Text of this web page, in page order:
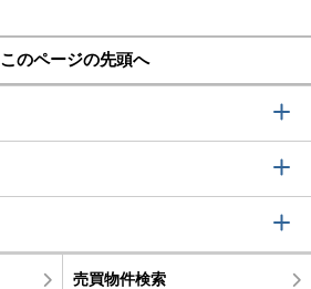
このページの先頭へ
売買物件検索